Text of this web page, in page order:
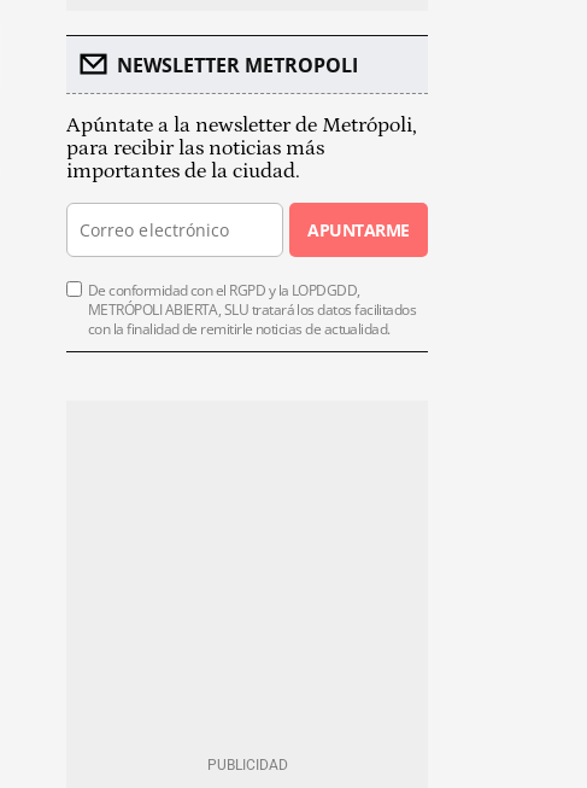
NEWSLETTER METROPOLI
Apúntate a la newsletter de Metrópoli,
para recibir las noticias más
importantes de la ciudad.
APUNTARME
De conformidad con el RGPD y la LOPDGDD,
METRÓPOLI ABIERTA, SLU tratará los datos facilitados
con la finalidad de remitirle noticias de actualidad.